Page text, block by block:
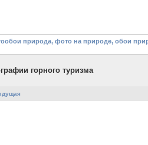
природа, фото на природе, обои
горного туризма